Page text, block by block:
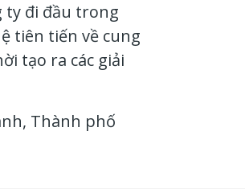
ty đi đầu trong
tiên tiến về cung
tạo ra các giải
Thành phố